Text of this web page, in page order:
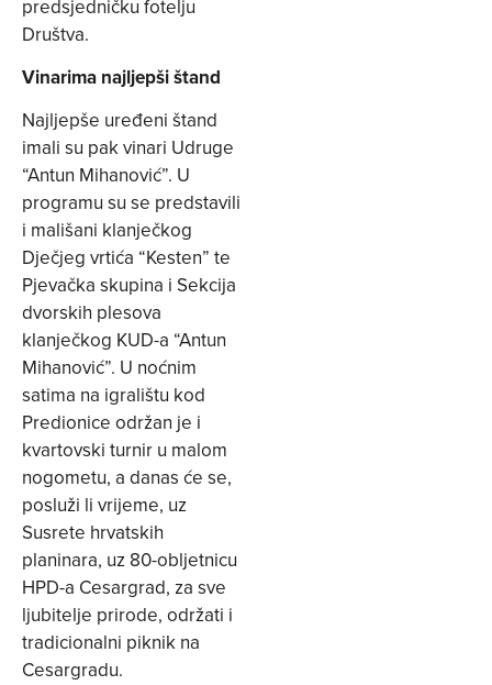
predsjedničku fotelju
Društva.
Vinarima najljepši štand
Najljepše uređeni štand
imali su pak vinari Udruge
“Antun Mihanović”. U
programu su se predstavili
i mališani klanječkog
Dječjeg vrtića “Kesten” te
Pjevačka skupina i Sekcija
dvorskih plesova
klanječkog KUD-a “Antun
Mihanović”. U noćnim
satima na igralištu kod
Predionice održan je i
kvartovski turnir u malom
nogometu, a danas će se,
posluži li vrijeme, uz
Susrete hrvatskih
planinara, uz 80-obljetnicu
HPD-a Cesargrad, za sve
ljubitelje prirode, održati i
tradicionalni piknik na
Cesargradu.